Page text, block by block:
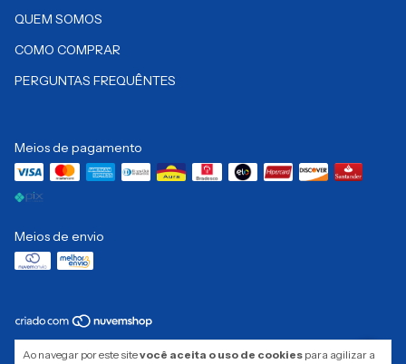
Ao navegar por este sitevocê aceita o uso de cookies para agilizar a
QUEM SOMOS
COMO COMPRAR
PERGUNTAS FREQUÊNTES
Meios de pagamento
Meios de envio
Copyright Pró Essence Cosméticos LTDA - 08728525000150 - 2026. Todos
os direitos reservados.